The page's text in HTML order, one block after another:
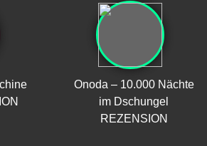
Onoda – 10.000 Nächte
im Dschungel
REZENSION